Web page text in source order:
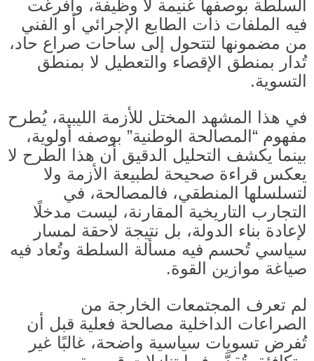
السلطة بوصفها غنيمة لا وظيفة، وأُفرغت
فيه الملفات ذات الطابع الإجرائي أو الفني
من مضمونها لتتحول إلى ساحات صراع حاد،
تُدار بمنطق الإقصاء والتعطيل لا بمنطق
التسوية.
في هذا المشهد المختل للأزمة الليبية، يُطرح
مفهوم “ المصالحة الوطنية” بوصفه أولوية،
بينما يكشف التحليل الدقيق أن هذا الطرح لا
يعكس قراءة صحيحة لطبيعة الأزمة ولا
لتسلسلها المنطقي، فالمصالحة، في
التجارب التاريخية المقارنة، ليست مدخلًا
لإعادة بناء الدولة، بل نتيجة لاحقة لمسار
سياسي تُحسم فيه مسألة السلطة وتُعاد فيه
صياغة موازين القوة.
لم تعرف المجتمعات الخارجة من
الصراعات الداخلية مصالحة فعلية قبل أن
تُفرض تسويات سياسية واضحة، غالبًا غير